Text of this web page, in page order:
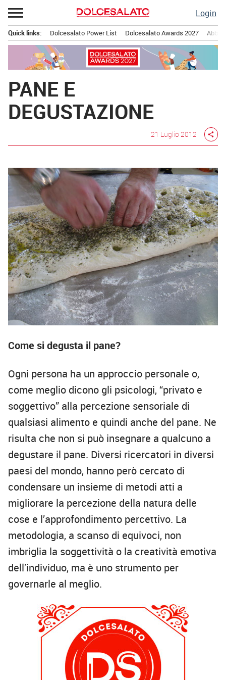
Passa
al
contenuto
Login
principale
Quick links: Dolcesalato Power List Dolcesalato Awards 2027
PANE E
DEGUSTAZIONE
21 Luglio 2012 share
Come si degusta il pane?
Ogni persona ha un approccio personale o,
come meglio dicono gli psicologi, “privato e
soggettivo” alla percezione sensoriale di
qualsiasi alimento e quindi anche del pane. Ne
risulta che non si può insegnare a qualcuno a
degustare il pane. Diversi ricercatori in diversi
paesi del mondo, hanno però cercato di
condensare un insieme di metodi atti a
migliorare la percezione della natura delle
cose e l’approfondimento percettivo. La
metodologia, a scanso di equivoci, non
imbriglia la soggettività o la creatività emotiva
dell’individuo, ma è uno strumento per
governarle al meglio.